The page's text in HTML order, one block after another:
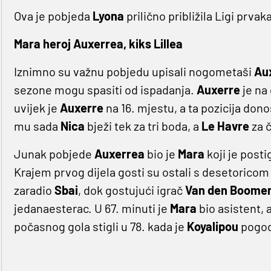
Ova je pobjeda Lyona prilično približila Ligi
Mara heroj Auxerrea, kiks Lillea
Iznimno su važnu pobjedu upisali nogometaši
sezone mogu spasiti od ispadanja. Auxerreje na
uvijek je Auxerrena 16. mjestu, a ta pozicija
mu sada Nica bježi tek za tri boda, a Le Havreza
Junak pobjede Auxerrea bio je Mara koji je
Krajem prvog dijela gosti su ostali s
zaradio Sbai, dok gostujući igračVan den
jedanaesterac. U 67. minuti je Mara bio asistent,
počasnog gola stigli u 78. kada je Koyalipou